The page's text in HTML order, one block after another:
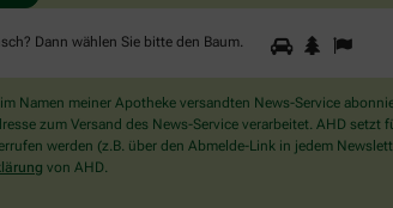
Dann wählen Sie bitte den Baum.
Sind
Sie
Mensch?
Dann
wählen
1 2
Namen meiner Apotheke versandten News-Service
zum Versand des News-Service verarbeitet. AHD
werden (z.B. über den Abmelde-Link in jedem
von AHD.